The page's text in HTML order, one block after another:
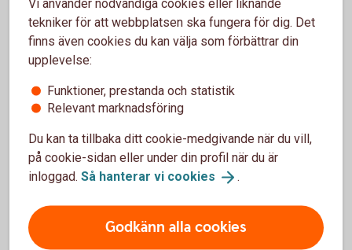
Ta kontroll över din ekonomi
Det finns både verktyg och knep för att få bättre koll
på sin ekonomi.
Checklista - Ta kontroll över ekonomin (pdf)
Vi använder nödvändiga cookies eller liknande
tekniker för att webbplatsen ska fungera för dig. Det
finns även cookies du kan välja som förbättrar din
upplevelse:
Funktioner, prestanda och statistik
Relevant marknadsföring
Du kan ta tillbaka ditt cookie-medgivande när du vill,
på cookie-sidan eller under din profil när du är
inloggad. Så hanterar vi cookies .
Godkänn alla cookies